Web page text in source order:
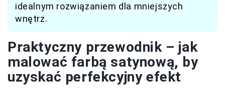
idealnym rozwiązaniem dla mniejszych
wnętrz.
Praktyczny przewodnik – jak
malować farbą satynową, by
uzyskać perfekcyjny efekt